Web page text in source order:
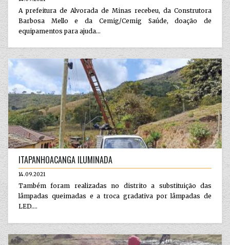
A prefeitura de Alvorada de Minas recebeu, da Construtora
Barbosa Mello e da Cemig/Cemig Saúde, doação de
equipamentos para ajuda...
ITAPANHOACANGA ILUMINADA
14.09.2021
Também foram realizadas no distrito a substituição das
lâmpadas queimadas e a troca gradativa por lâmpadas de
LED....